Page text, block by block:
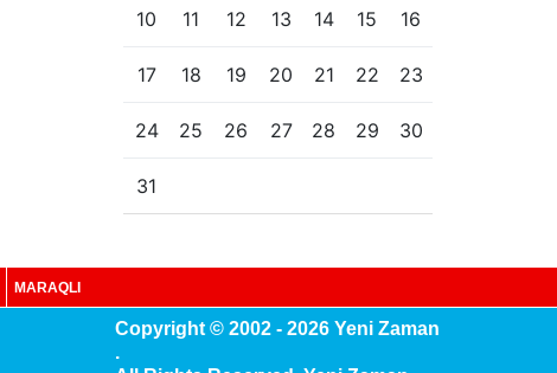
10 11 12 13 14 15 16
17 18 19 20 21 22 23
24 25 26 27 28 29 30
31
MARAQLI
Copyright © 2002 - 2026 Yeni Zaman
.